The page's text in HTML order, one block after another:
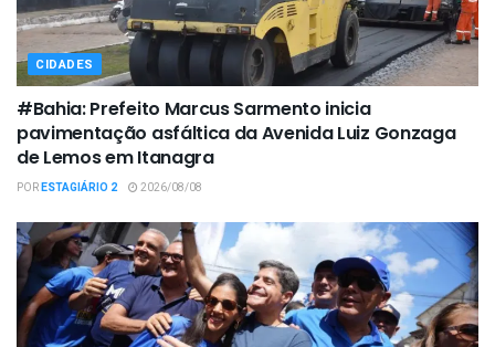
CIDADES
#Bahia: Prefeito Marcus Sarmento inicia
pavimentação asfáltica da Avenida Luiz Gonzaga
de Lemos em Itanagra
PORESTAGIÁRIO 2 2026/08/08